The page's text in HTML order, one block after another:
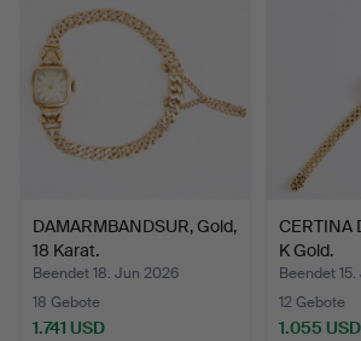
DAMARMBANDSUR, Gold,
18 Karat.
Beendet 18. Jun 2026
18 Gebote
1.741 USD
CERTINA
K Gold.
Beendet
12 Gebote
1.055 USD